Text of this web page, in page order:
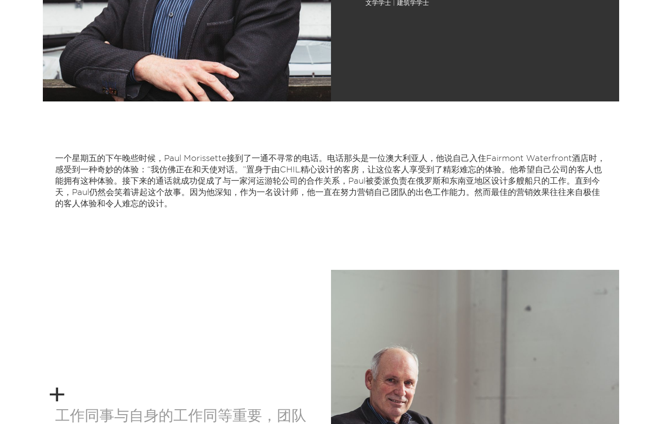
文学学士 | 建筑学学士
一个星期五的下午晚些时候，Paul Morissette接到了一通不寻常的电话。电话那头是一位澳大利亚人，他说自己入住Fairmont Waterfront酒店时，
感受到一种奇妙的体验：“我仿佛正在和天使对话。”置身于由CHIL精心设计的客房，让这位客人享受到了精彩难忘的体验。他希望自己公司的客人也
能拥有这种体验。接下来的通话就成功促成了与一家河运游轮公司的合作关系，Paul被委派负责在俄罗斯和东南亚地区设计多艘船只的工作。直到今
天，Paul仍然会笑着讲起这个故事。因为他深知，作为一名设计师，他一直在努力营销自己团队的出色工作能力。然而最佳的营销效果往往来自极佳
的客人体验和令人难忘的设计。
工作同事与自身的工作同等重要，团队